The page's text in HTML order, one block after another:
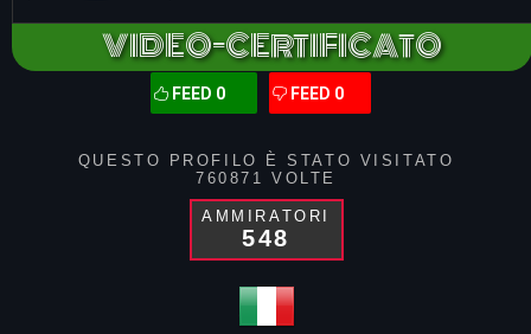
VIDEO-CERTIFICATO
FEED 0 FEED 0
QUESTO PROFILO È STATO VISITATO
760871 VOLTE
AMMIRATORI
548